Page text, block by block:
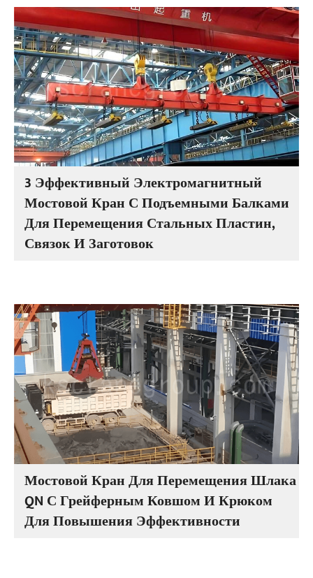
3 Эффективный Электромагнитный
Мостовой Кран С Подъемными Балками
Для Перемещения Стальных Пластин,
Связок И Заготовок
Мостовой Кран Для Перемещения Шлака
QN С Грейферным Ковшом И Крюком
Для Повышения Эффективности